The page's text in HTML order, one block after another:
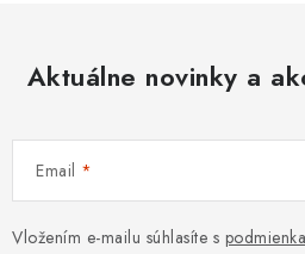
Aktuálne novinky a
Email
Vložením e-mailu súhlasíte s